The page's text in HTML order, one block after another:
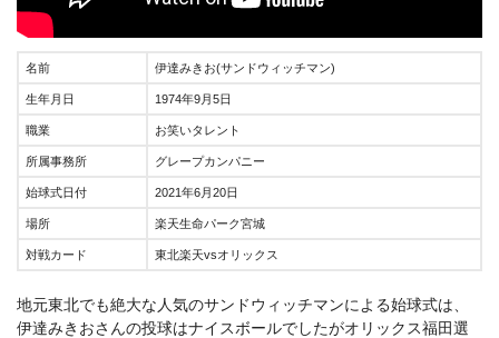
名前 伊達みきお(サンドウィッチマン)
生年月日 1974年9月5日
職業 お笑いタレント
所属事務所 グレープカンパニー
始球式日付 2021年6月20日
場所 楽天生命パーク宮城
対戦カード 東北楽天vsオリックス
地元東北でも絶大な人気のサンドウィッチマンによる始球式は、
伊達みきおさんの投球はナイスボールでしたがオリックス福田選